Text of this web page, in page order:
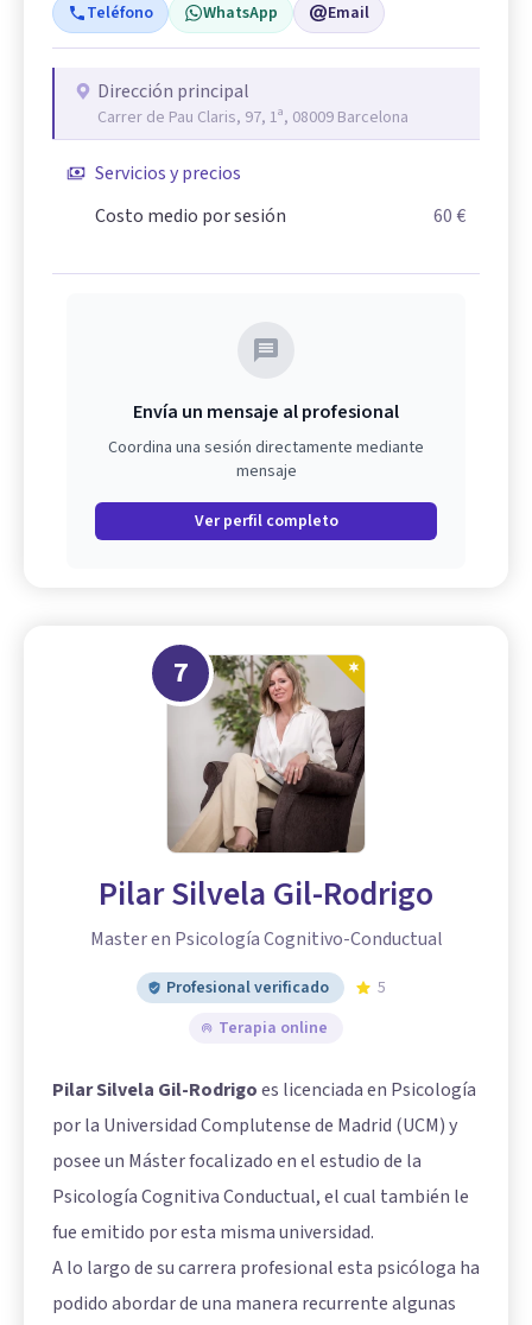
Teléfono WhatsApp Email
Dirección principal
Carrer de Pau Claris, 97, 1ª, 08009 Barcelona
Servicios y precios
Costo medio por sesión
60 €
Envía un mensaje al profesional
Coordina una sesión directamente mediante
mensaje
Ver perfil completo
7
Pilar Silvela Gil-Rodrigo
Master en Psicología Cognitivo-Conductual
Profesional verificado
5
Terapia online
Pilar Silvela Gil-Rodrigoes licenciada en Psicología
por la Universidad Complutense de Madrid (UCM) y
posee un Máster focalizado en el estudio de la
Psicología Cognitiva Conductual, el cual también le
fue emitido por esta misma universidad.
A lo largo de su carrera profesional esta psicóloga ha
podido abordar de una manera recurrente algunas